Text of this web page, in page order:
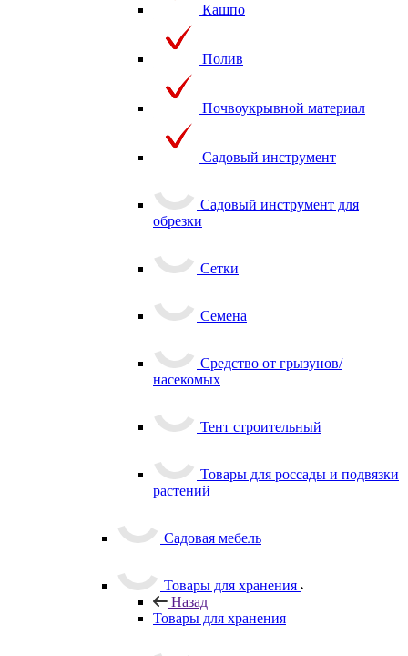
Кашпо
Полив
Почвоукрывной материал
Садовый инструмент
Садовый инструмент для
обрезки
Сетки
Семена
Средство от грызунов/
насекомых
Тент строительный
Товары для россады и подвязки
растений
Садовая мебель
Товары для хранения
Назад
Товары для хранения